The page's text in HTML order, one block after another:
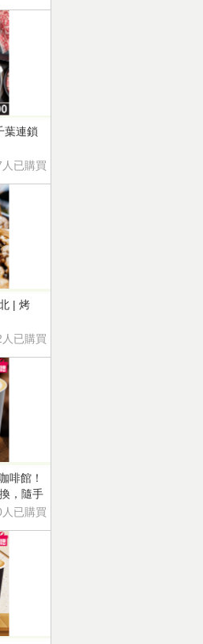
葉連鎖
人已購買
| 烤
人已購買
啡館！
，隨手
濃烈變
已購買